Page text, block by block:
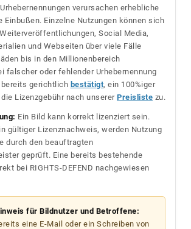
verursachen erhebliche
Einzelne Nutzungen können sich
Social Media,
und Webseiten über viele Fälle
bis in den Millionenbereich
falscher oder fehlender Urhebernennung
gerichtlich bestätigt, ein 100%iger
Lizenzgebühr nach unserer Preisliste zu.
Ein Bild kann korrekt lizenziert sein.
gültiger Lizenznachweis, werden Nutzung
durch den beauftragten
geprüft. Eine bereits bestehende
bei RIGHTS-DEFEND nachgewiesen
für Bildnutzer und Betroffene:
eine E-Mail oder ein Schreiben von